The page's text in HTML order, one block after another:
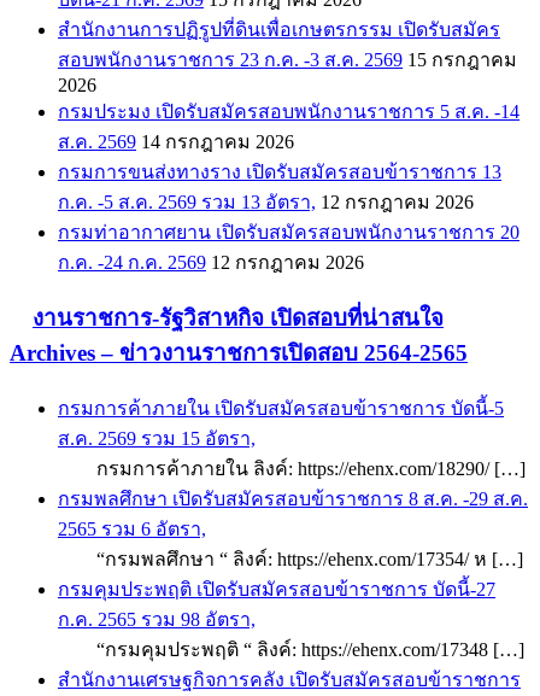
สำนักงานการปฏิรูปที่ดินเพื่อเกษตรกรรม เปิดรับสมัคร
สอบพนักงานราชการ 23 ก.ค. -3 ส.ค. 2569 15 กรกฎาคม
2026
กรมประมง เปิดรับสมัครสอบพนักงานราชการ 5 ส.ค. -14
ส.ค. 2569 14 กรกฎาคม 2026
กรมการขนส่งทางราง เปิดรับสมัครสอบข้าราชการ 13
ก.ค. -5 ส.ค. 2569 รวม 13 อัตรา, 12 กรกฎาคม 2026
กรมท่าอากาศยาน เปิดรับสมัครสอบพนักงานราชการ 20
ก.ค. -24 ก.ค. 2569 12 กรกฎาคม 2026
งานราชการ-รัฐวิสาหกิจ เปิดสอบที่น่าสนใจ
Archives – ข่าวงานราชการเปิดสอบ 2564-2565
กรมการค้าภายใน เปิดรับสมัครสอบข้าราชการ บัดนี้-5
ส.ค. 2569 รวม 15 อัตรา,
กรมการค้าภายใน ลิงค์: https://ehenx.com/18290/ […]
กรมพลศึกษา เปิดรับสมัครสอบข้าราชการ 8 ส.ค. -29 ส.ค.
2565 รวม 6 อัตรา,
“กรมพลศึกษา “ ลิงค์: https://ehenx.com/17354/ ห […]
กรมคุมประพฤติ เปิดรับสมัครสอบข้าราชการ บัดนี้-27
ก.ค. 2565 รวม 98 อัตรา,
“กรมคุมประพฤติ “ ลิงค์: https://ehenx.com/17348 […]
สำนักงานเศรษฐกิจการคลัง เปิดรับสมัครสอบข้าราชการ